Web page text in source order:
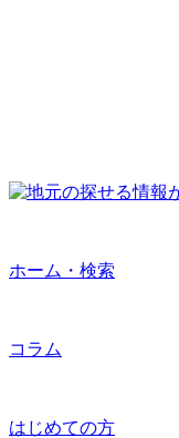
ホーム・検索
コラム
はじめての方